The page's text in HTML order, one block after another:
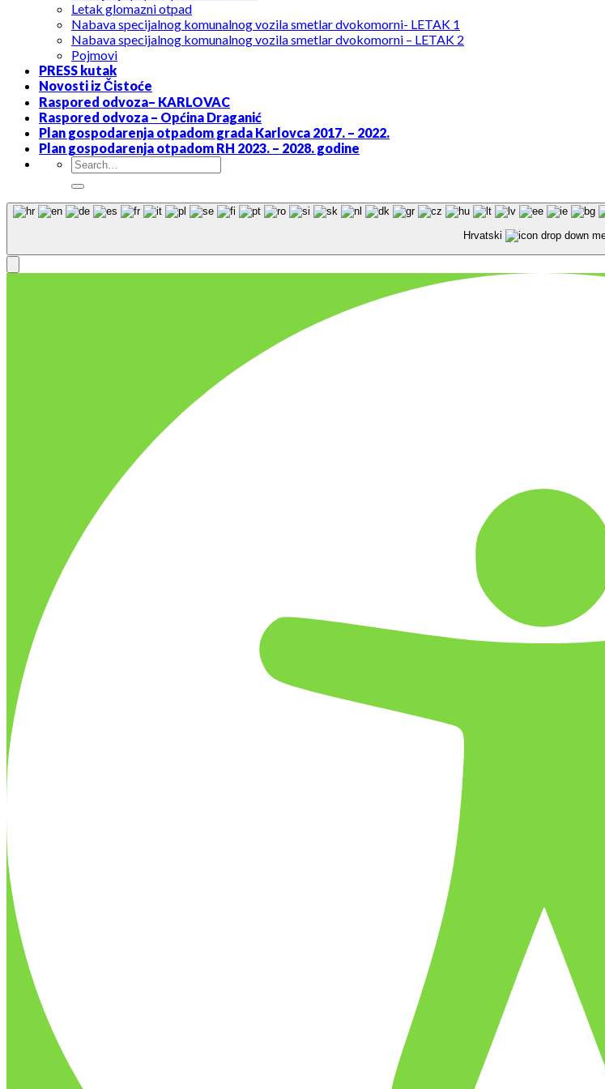
Letak glomazni otpad
Nabava specijalnog komunalnog vozila smetlar dvokomorni- LETAK 1
Nabava specijalnog komunalnog vozila smetlar dvokomorni – LETAK 2
Pojmovi
PRESS kutak
Novosti iz Čistoće
Raspored odvoza– KARLOVAC
Raspored odvoza – Općina Draganić
Plan gospodarenja otpadom grada Karlovca 2017. – 2022.
Plan gospodarenja otpadom RH 2023. – 2028. godine
Hrvatski